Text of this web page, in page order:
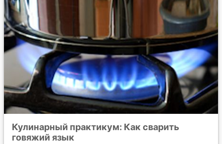
Кулинарный практикум: Как сварить
говяжий язык